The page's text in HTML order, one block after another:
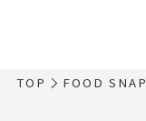
TOP FOOD SNAP